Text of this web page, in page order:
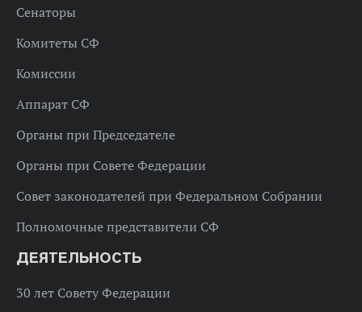
Сенаторы
Комитеты СФ
Комиссии
Аппарат СФ
Органы при Председателе
Органы при Совете Федерации
Совет законодателей при Федеральном Собрании
Полномочные представители СФ
ДЕЯТЕЛЬНОСТЬ
30 лет Совету Федерации